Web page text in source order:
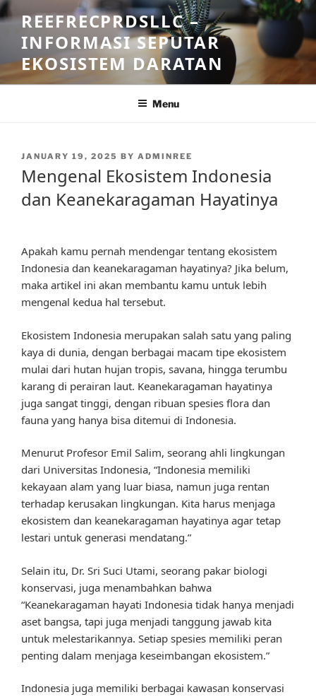
Skip
to
content
REEFRECPRDSLLC –
INFORMASI SEPUTAR
EKOSISTEM DARATAN
Menu
POSTED
JANUARY 19, 2025 BY ADMINREE
Mengenal Ekosistem Indonesia
dan Keanekaragaman Hayatinya
Apakah kamu pernah mendengar tentang ekosistem
Indonesia dan keanekaragaman hayatinya? Jika belum,
maka artikel ini akan membantu kamu untuk lebih
mengenal kedua hal tersebut.
Ekosistem Indonesia merupakan salah satu yang paling
kaya di dunia, dengan berbagai macam tipe ekosistem
mulai dari hutan hujan tropis, savana, hingga terumbu
karang di perairan laut. Keanekaragaman hayatinya
juga sangat tinggi, dengan ribuan spesies flora dan
fauna yang hanya bisa ditemui di Indonesia.
Menurut Profesor Emil Salim, seorang ahli lingkungan
dari Universitas Indonesia, “Indonesia memiliki
kekayaan alam yang luar biasa, namun juga rentan
terhadap kerusakan lingkungan. Kita harus menjaga
ekosistem dan keanekaragaman hayatinya agar tetap
lestari untuk generasi mendatang.”
Selain itu, Dr. Sri Suci Utami, seorang pakar biologi
konservasi, juga menambahkan bahwa
“Keanekaragaman hayati Indonesia tidak hanya menjadi
aset bangsa, tapi juga menjadi tanggung jawab kita
untuk melestarikannya. Setiap spesies memiliki peran
penting dalam menjaga keseimbangan ekosistem.”
Indonesia juga memiliki berbagai kawasan konservasi